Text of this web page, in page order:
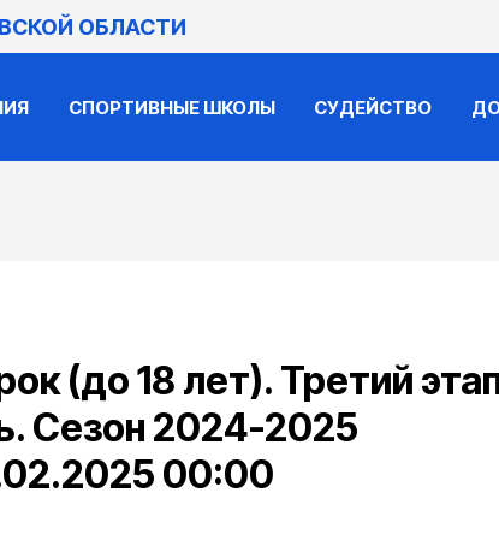
ОБЛАСТИ
СПОРТИВНЫЕ ШКОЛЫ СУДЕЙСТВО
(до 18 лет). Третий
Сезон 2024-2025
00:00